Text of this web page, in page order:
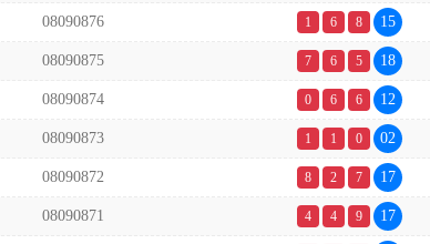
08090876 1 6 8 15
08090875 7 6 5 18
08090874 0 6 6 12
08090873 1 1 0 02
08090872 8 2 7 17
08090871 4 4 9 17